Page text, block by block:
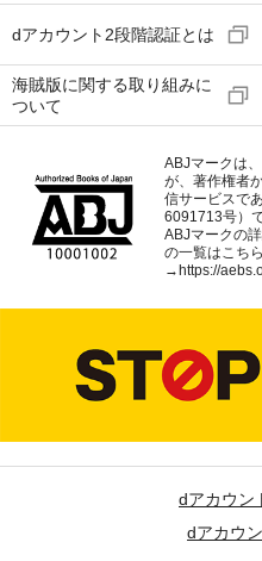
dアカウント2段階認証とは
海賊版に関する取り組みに
ついて
ABJマークは
が、著作権者
信サービスで
6091713号）で
ABJマークの
の一覧はこちら
→ https://
dアカウン
dアカウ